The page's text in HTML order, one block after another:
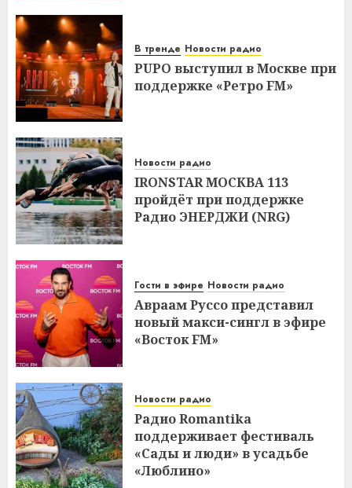
В тренде Новости радио
PUPO выступил в Москве при
поддержке «Ретро FM»
Новости радио
IRONSTAR МОСКВА 113
пройдёт при поддержке
Радио ЭНЕРДЖИ (NRG)
Гости в эфире Новости радио
Авраам Руссо представил
новый макси-сингл в эфире
«Восток FM»
Новости радио
Радио Romantika
поддерживает фестиваль
«Сады и люди» в усадьбе
«Люблино»